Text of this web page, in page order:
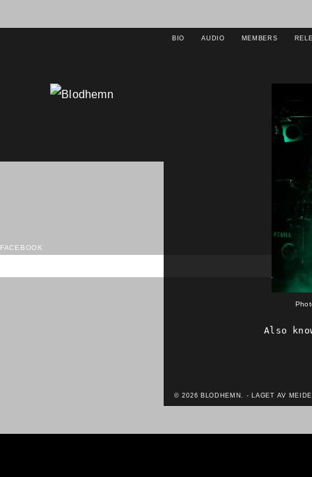
BIO AUDIO MEMBERS
Also
© 2026 BLODHEMN. - LAGET AV
FACEBOOK